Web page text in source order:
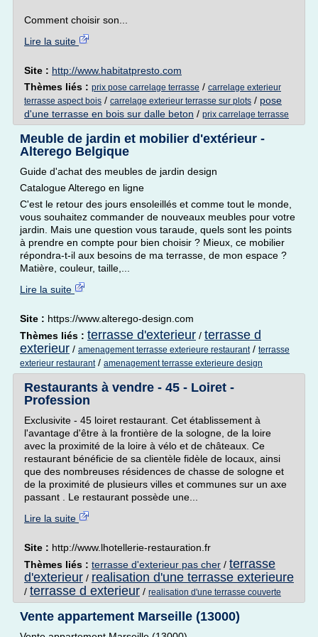
Comment choisir son...
Lire la suite
Site : http://www.habitatpresto.com
Thèmes liés : prix pose carrelage terrasse / carrelage exterieur
terrasse aspect bois / carrelage exterieur terrasse sur plots / pose
d'une terrasse en bois sur dalle beton / prix carrelage terrasse
Meuble de jardin et mobilier d'extérieur -
Alterego Belgique
Guide d'achat des meubles de jardin design
Catalogue Alterego en ligne
C'est le retour des jours ensoleillés et comme tout le monde,
vous souhaitez commander de nouveaux meubles pour votre
jardin. Mais une question vous taraude, quels sont les points
à prendre en compte pour bien choisir ? Mieux, ce mobilier
répondra-t-il aux besoins de ma terrasse, de mon espace ?
Matière, couleur, taille,...
Lire la suite
Site : https://www.alterego-design.com
Thèmes liés : terrasse d'exterieur / terrasse d
exterieur / amenagement terrasse exterieure restaurant/ terrasse
exterieur restaurant/ amenagement terrasse exterieure design
Restaurants à vendre - 45 - Loiret -
Profession
Exclusivite - 45 loiret restaurant. Cet établissement à
l'avantage d'être à la frontière de la sologne, de la loire
avec la proximité de la loire à vélo et de châteaux. Ce
restaurant bénéficie de sa clientèle fidèle de locaux, ainsi
que des nombreuses résidences de chasse de sologne et
de la proximité de plusieurs villes et communes sur un axe
passant . Le restaurant possède une...
Lire la suite
Site : http://www.lhotellerie-restauration.fr
Thèmes liés : terrasse d'exterieur pas cher / terrasse
d'exterieur / realisation d'une terrasse exterieure
/ terrasse d exterieur / realisation d'une terrasse couverte
Vente appartement Marseille (13000)